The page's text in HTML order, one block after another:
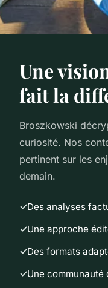
Une
fait la
Broszkowski
curiosité. Nos
pertinent sur les
demain.
Des analyses
Une approche
Des formats
Une